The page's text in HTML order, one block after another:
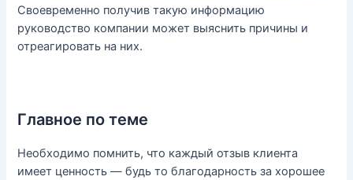
Своевременно получив такую информацию
руководство компании может выяснить причины и
отреагировать на них.
Главное по теме
Необходимо помнить, что каждый отзыв клиента
имеет ценность — будь то благодарность за хорошее